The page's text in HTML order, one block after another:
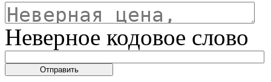
Неверное кодовое слово